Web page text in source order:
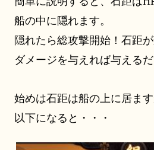
船の中に隠れます。
隠れたら総攻撃開始！ 石距
ダメージを与えれば与える
始めは石距は船の上に居ま
以下になると・・・